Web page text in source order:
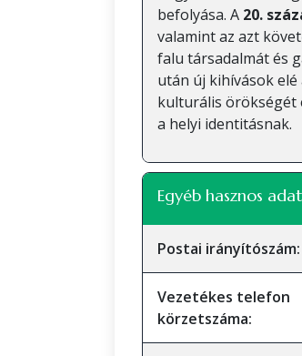
befolyása. A 20.
valamint az azt
falu társadalmát és
után új kihívások
kulturális örökségét
a helyi identitásnak.
Egyéb hasznos
Postai irányítószám:
Vezetékes telefon
körzetszáma: